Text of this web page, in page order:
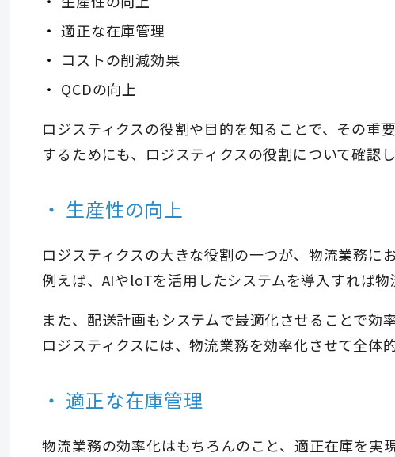
適正な在庫管理
コストの削減効果
QCDの向上
ロジスティクスの役割や目的を知ることで、その重
するためにも、ロジスティクスの役割について確認し
生産性の向上
ロジスティクスの大きな役割の一つが、物流業務に
例えば、AIやloTを活用したシステムを導入すれば
また、配送計画もシステムで最適化させることで
ロジスティクスには、物流業務を効率化させて全体
適正な在庫管理
物流業務の効率化はもちろんのこと、適正在庫を実